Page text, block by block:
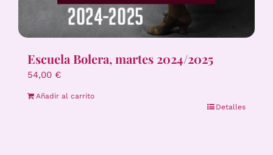
Escuela Bolera, martes 2024/2025
54,00 €
Añadir al carrito
Detalles